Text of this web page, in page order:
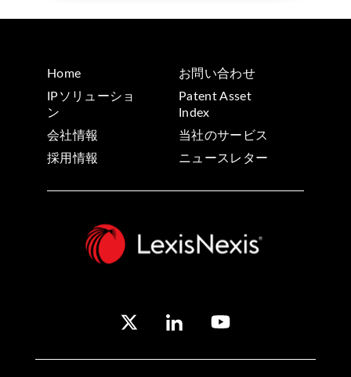
Home
お問い合わせ
IPソリューショ
ン
Patent Asset
Index
会社情報
当社のサービス
採用情報
ニュースレター